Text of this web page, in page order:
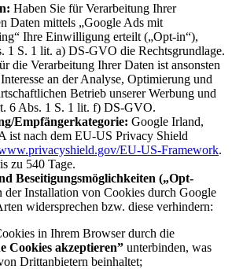
Haben Sie für Verarbeitung Ihrer
Daten mittels „Google Ads mit
Ihre Einwilligung erteilt („Opt-in“),
1 S. 1 lit. a) DS-GVO die Rechtsgrundlage.
die Verarbeitung Ihrer Daten ist ansonsten
an der Analyse, Optimierung und
Betrieb unserer Werbung und
6 Abs. 1 S. 1 lit. f) DS-GVO.
Empfängerkategorie: Google Irland,
ist nach dem EU-US Privacy Shield
EU-US-Framework.
zu 540 Tage.
Beseitigungsmöglichkeiten („Opt-
der Installation von Cookies durch Google
widersprechen bzw. diese verhindern:
in Ihrem Browser durch die
Cookies akzeptieren” unterbinden, was
Drittanbietern beinhaltet;